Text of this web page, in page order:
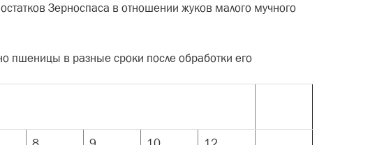
Зерноспаса в отношении жуков малого мучного
пшеницы в разные сроки после обработки его